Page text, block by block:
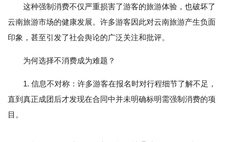
这种强制消费不仅严重损害了游客的旅游体验，也破坏了
云南旅游市场的健康发展。许多游客因此对云南旅游产生负面
印象，甚至引发了社会舆论的广泛关注和批评。
为何选择不消费成为难题？
1. 信息不对称：许多游客在报名时对行程细节了解不足，
直到真正成团后才发现在合同中并未明确标明需强制消费的项
目。